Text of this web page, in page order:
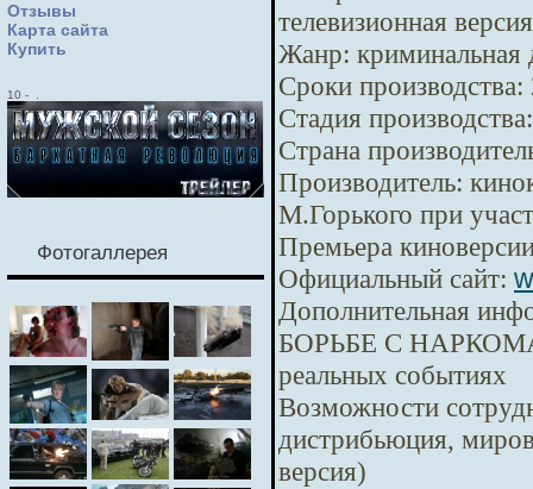
Отзывы
Карта сайта
Купить
10 -
Фотогаллерея
телевизионная
Жанр: криминальная
Сроки производства:
Стадия производства:
Страна
Производитель:
М.Горького при
Премьера
Официальный сайт:
Дополнительная
БОРЬБЕ С
реальных событиях
Возможности
дистрибьюция,
версия)